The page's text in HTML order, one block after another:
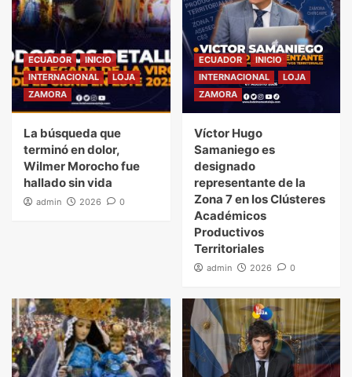
ECUADOR
INICIO
INTERNACIONAL
LOJA
ZAMORA
La búsqueda que
terminó en dolor,
Wilmer Morocho fue
hallado sin vida
admin 2026 0
ECUADOR
INICIO
INTERNACIONAL
LOJA
ZAMORA
Víctor Hugo
Samaniego es
designado
representante de la
Zona 7 en los Clústeres
Académicos
Productivos
Territoriales
admin 2026 0